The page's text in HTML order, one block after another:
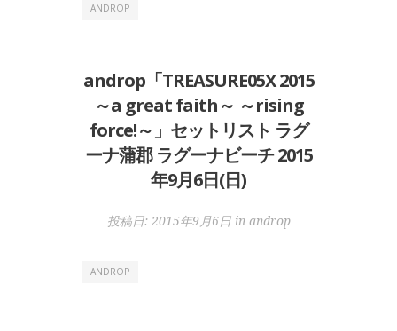
ANDROP
androp「TREASURE05X 2015
～a great faith～ ～rising
force!～」セットリスト ラグ
ーナ蒲郡 ラグーナビーチ 2015
年9月6日(日)
投稿日: 2015年9月6日in androp
ANDROP